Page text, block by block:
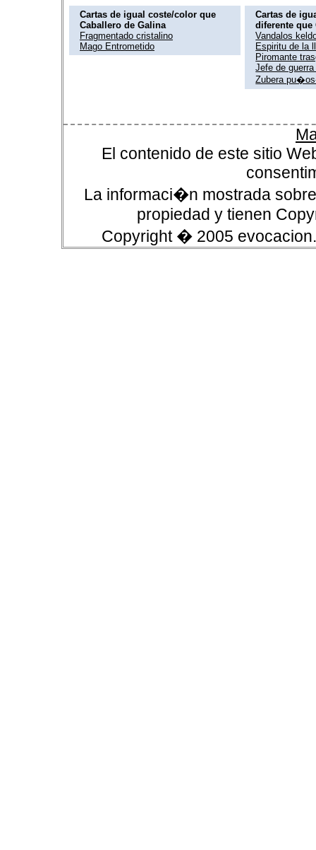
Cartas de igual coste/color que
Caballero de Galina
Fragmentado cristalino
Mago Entrometido
Cartas de
diferente que
Vandalos
Espiritu de la
Piromante
Jefe de
Zubera
El contenido de este sitio
La informaci�n mostrada
propiedad y tienen
Copyright � 2005